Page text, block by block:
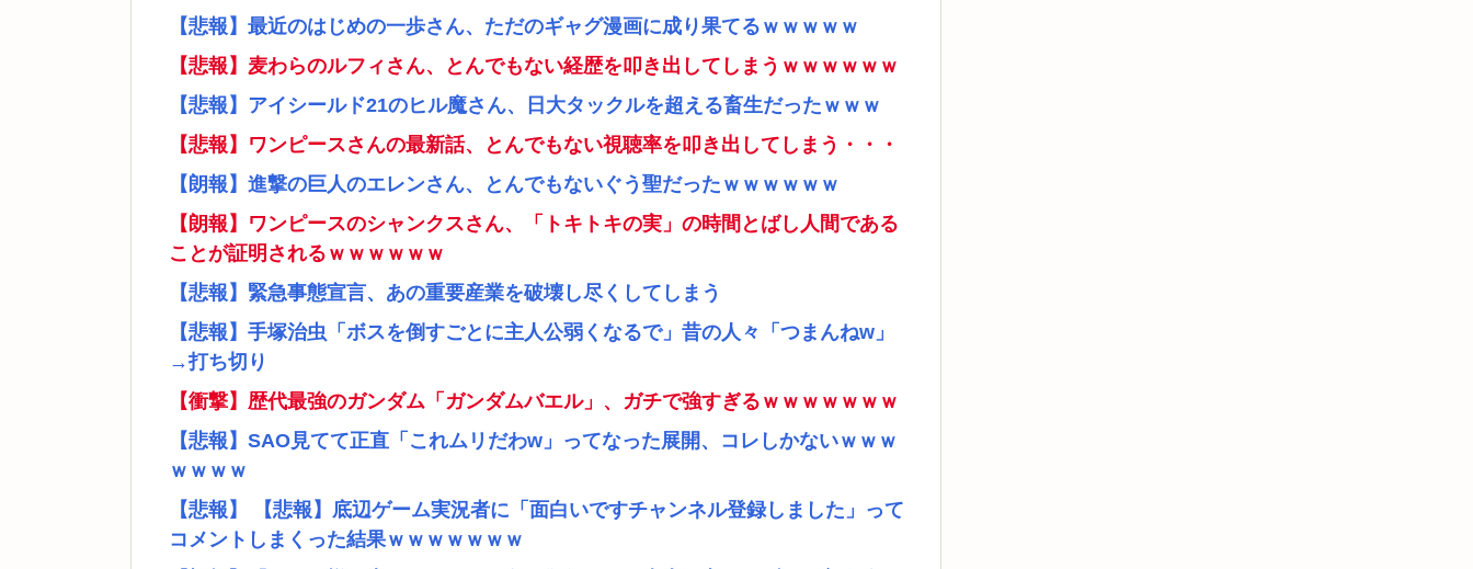
【悲報】最近のはじめの一歩さん、ただのギャグ漫画に成り果てるｗｗｗｗｗ
【悲報】麦わらのルフィさん、とんでもない経歴を叩き出してしまうｗｗｗｗｗｗ
【悲報】アイシールド21のヒル魔さん、日大タックルを超える畜生だったｗｗｗ
【悲報】ワンピースさんの最新話、とんでもない視聴率を叩き出してしまう・・・
【朗報】進撃の巨人のエレンさん、とんでもないぐう聖だったｗｗｗｗｗｗ
【朗報】ワンピースのシャンクスさん、「トキトキの実」の時間とばし人間である
ことが証明されるｗｗｗｗｗｗ
【悲報】緊急事態宣言、あの重要産業を破壊し尽くしてしまう
【悲報】手塚治虫「ボスを倒すごとに主人公弱くなるで」昔の人々「つまんねw」
→打ち切り
【衝撃】歴代最強のガンダム「ガンダムバエル」、ガチで強すぎるｗｗｗｗｗｗｗ
【悲報】SAO見てて正直「これムリだわw」ってなった展開、コレしかないｗｗｗ
ｗｗｗｗ
【悲報】 【悲報】底辺ゲーム実況者に「面白いですチャンネル登録しました」って
コメントしまくった結果ｗｗｗｗｗｗｗ